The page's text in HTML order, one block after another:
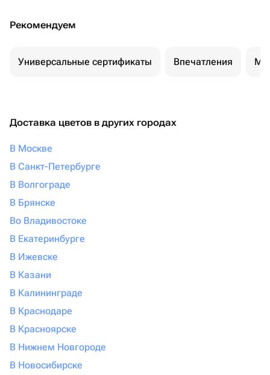
Рекомендуем
Универсальные сертификаты Впечатления
Доставка цветов в других городах
В Москве
В Санкт-Петербурге
В Волгограде
В Брянске
Во Владивостоке
В Екатеринбурге
В Ижевске
В Казани
В Калининграде
В Краснодаре
В Красноярске
В Нижнем Новгороде
В Новосибирске